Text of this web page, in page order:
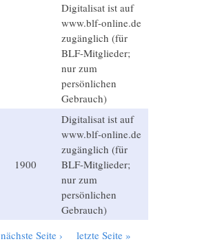
Digitalisat ist auf
www.blf-online.de
zugänglich (für
BLF-Mitglieder;
nur zum
persönlichen
Gebrauch)
1900
Digitalisat ist auf
www.blf-online.de
zugänglich (für
BLF-Mitglieder;
nur zum
persönlichen
Gebrauch)
nächste Seite › letzte Seite »